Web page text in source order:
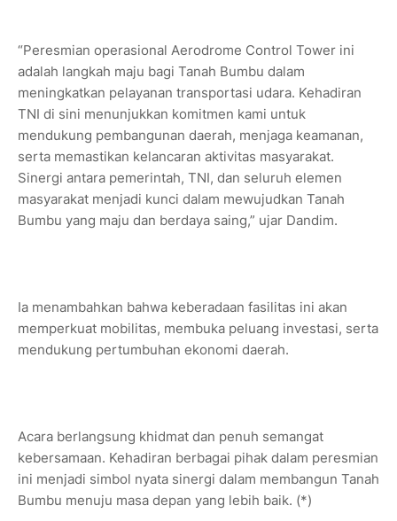
“Peresmian operasional Aerodrome Control Tower ini
adalah langkah maju bagi Tanah Bumbu dalam
meningkatkan pelayanan transportasi udara. Kehadiran
TNI di sini menunjukkan komitmen kami untuk
mendukung pembangunan daerah, menjaga keamanan,
serta memastikan kelancaran aktivitas masyarakat.
Sinergi antara pemerintah, TNI, dan seluruh elemen
masyarakat menjadi kunci dalam mewujudkan Tanah
Bumbu yang maju dan berdaya saing,” ujar Dandim.
Ia menambahkan bahwa keberadaan fasilitas ini akan
memperkuat mobilitas, membuka peluang investasi, serta
mendukung pertumbuhan ekonomi daerah.
Acara berlangsung khidmat dan penuh semangat
kebersamaan. Kehadiran berbagai pihak dalam peresmian
ini menjadi simbol nyata sinergi dalam membangun Tanah
Bumbu menuju masa depan yang lebih baik. (*)